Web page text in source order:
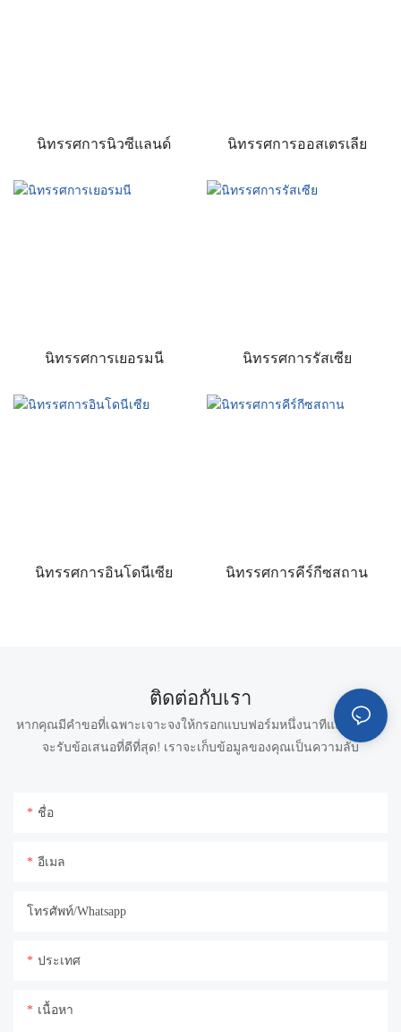
นิทรรศการนิวซีแลนด์ นิทรรศการออสเตรเลีย
นิทรรศการเยอรมนี นิทรรศการรัสเซีย
นิทรรศการอินโดนีเซีย นิทรรศการคีร์กีซสถาน
ติดต่อกับเรา
หากคุณมีคำขอที่เฉพาะเจาะจงให้กรอกแบบฟอร์มหนึ่งนาทีและทีม Ike
จะรับข้อเสนอที่ดีที่สุด! เราจะเก็บข้อมูลของคุณเป็นความลับ
ชื่อ
อีเมล
โทรศัพท์/whatsapp
ประเทศ
เนื้อหา